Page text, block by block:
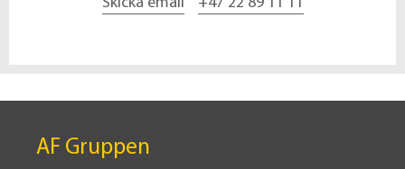
AF Gruppen